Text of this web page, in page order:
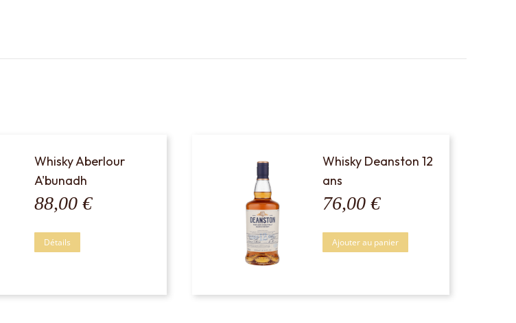
Whisky Aberlour
A'bunadh
88,00 €
Détails
Whisky Deanston 12
ans
76,00€
Ajouter au panier